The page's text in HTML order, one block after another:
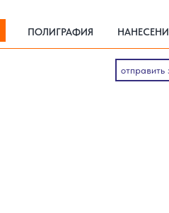
отправить
ПОЛИГРАФИЯ
отправить